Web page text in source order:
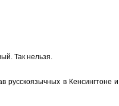
Так нельзя.
русскоязычных в Кенсингтоне и